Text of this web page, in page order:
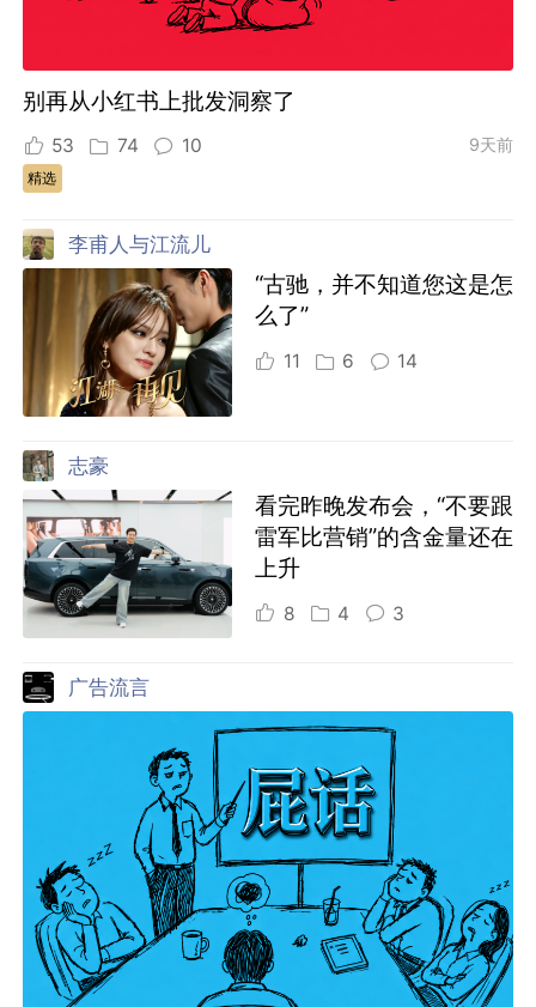
别再从小红书上批发洞察了
53 74 10 9天前
精选
李甫人与江流儿
“古驰，并不知道您这是怎
么了”
11 6 14
志豪
看完昨晚发布会，“不要跟
雷军比营销”的含金量还在
上升
8 4 3
广告流言